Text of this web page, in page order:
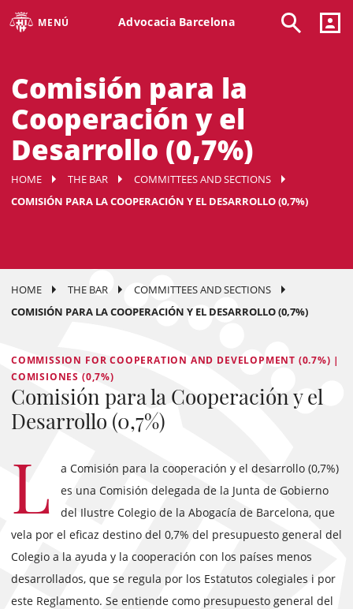
MENÚ Advocacia Barcelona
Comisión para la
Cooperación y el
Desarrollo (0,7%)
HOME THE BAR
COMMITTEES AND SECTIONS
COMISIÓN PARA LA COOPERACIÓN Y EL DESARROLLO (0,7%)
HOME THE BAR
COMMITTEES AND SECTIONS
COMISIÓN PARA LA COOPERACIÓN Y EL DESARROLLO (0,7%)
COMMISSION FOR COOPERATION AND DEVELOPMENT (0.7%) |
COMISIONES (0,7%)
Comisión para la Cooperación y el
Desarrollo (0,7%)
L
a Comisión para la cooperación y el desarrollo (0,7%)
es una Comisión delegada de la Junta de Gobierno
del Ilustre Colegio de la Abogacía de Barcelona, que
vela por el eficaz destino del 0,7% del presupuesto general del
Colegio a la ayuda y la cooperación con los países menos
desarrollados, que se regula por los Estatutos colegiales i por
este Reglamento. Se entiende como presupuesto general del